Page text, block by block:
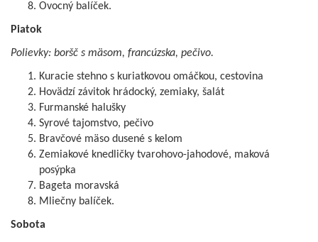
Ovocný balíček.
Piatok
Polievky: boršč s mäsom, francúzska, pečivo.
Kuracie stehno s kuriatkovou omáčkou, cestovina
Hovädzí závitok hrádocký, zemiaky, šalát
Furmanské halušky
Syrové tajomstvo, pečivo
Bravčové mäso dusené s kelom
Zemiakové knedličky tvarohovo-jahodové, maková
posýpka
Bageta moravská
Mliečny balíček.
Sobota